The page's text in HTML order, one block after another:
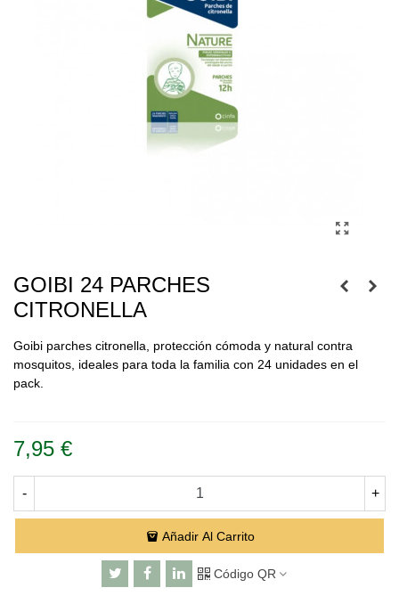
GOIBI 24 PARCHES
CITRONELLA
Goibi parches citronella, protección cómoda y natural contra
mosquitos, ideales para toda la familia con 24 unidades en el
pack.
7,95 €
- +
Añadir Al Carrito
Código QR